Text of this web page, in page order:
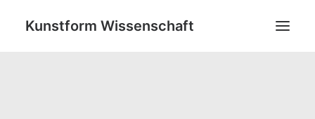
Kunstform Wissenschaft